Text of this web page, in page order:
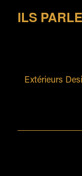
ILS
Extérieurs